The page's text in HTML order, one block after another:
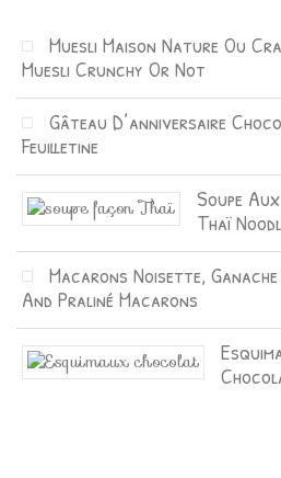
Muesli Maison Nature Ou
Muesli Crunchy Or Not
Gâteau D’anniversaire
Feuilletine
Soupe
Thaï
Macarons Noisette,
And Praliné Macarons